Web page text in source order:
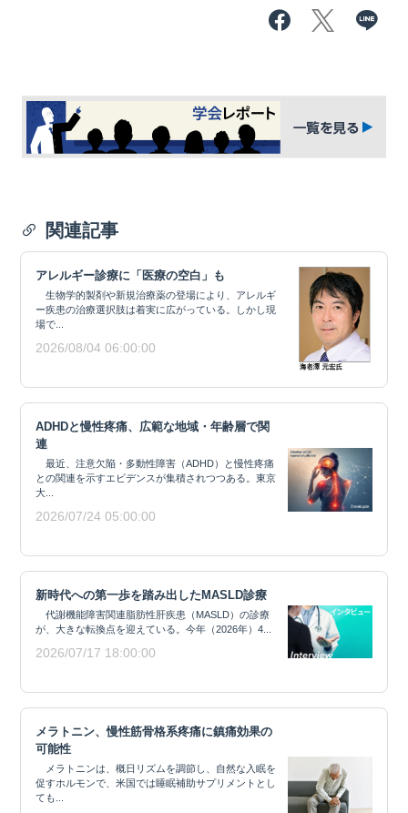
関連記事
アレルギー診療に「医療の空白」も
生物学的製剤や新規治療薬の登場により、アレルギ
ー疾患の治療選択肢は着実に広がっている。しかし現
場で...
2026/08/04 06:00:00
ADHDと慢性疼痛、広範な地域・年齢層で関
連
最近、注意欠陥・多動性障害（ADHD）と慢性疼痛
との関連を示すエビデンスが集積されつつある。東京
大...
2026/07/24 05:00:00
新時代への第一歩を踏み出したMASLD診療
代謝機能障害関連脂肪性肝疾患（MASLD）の診療
が、大きな転換点を迎えている。今年（2026年）4...
2026/07/17 18:00:00
メラトニン、慢性筋骨格系疼痛に鎮痛効果の
可能性
メラトニンは、概日リズムを調節し、自然な入眠を
促すホルモンで、米国では睡眠補助サプリメントとし
ても...